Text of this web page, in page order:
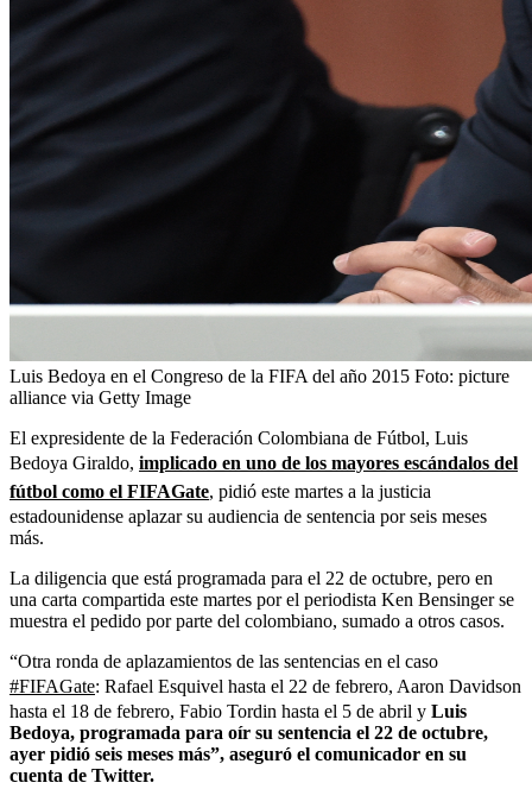
Luis Bedoya en el Congreso de la FIFA del año 2015 Foto: picture
alliance via Getty Image
El expresidente de la Federación Colombiana de Fútbol, Luis
Bedoya Giraldo, implicado en uno de los mayores escándalos del
fútbol como el FIFAGate, pidió este martes a la justicia
estadounidense aplazar su audiencia de sentencia por seis meses
más.
La diligencia que está programada para el 22 de octubre, pero en
una carta compartida este martes por el periodista Ken Bensinger se
muestra el pedido por parte del colombiano, sumado a otros casos.
“Otra ronda de aplazamientos de las sentencias en el caso
#FIFAGate: Rafael Esquivel hasta el 22 de febrero, Aaron Davidson
hasta el 18 de febrero, Fabio Tordin hasta el 5 de abril y Luis
Bedoya, programada para oír su sentencia el 22 de octubre,
ayer pidió seis meses más”, aseguró el comunicador en su
cuenta de Twitter.